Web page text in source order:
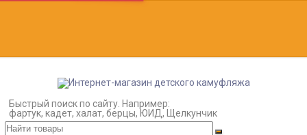
Быстрый поиск по сайту. Например:
фартук, кадет, халат, берцы, ЮИД, Щелкунчик